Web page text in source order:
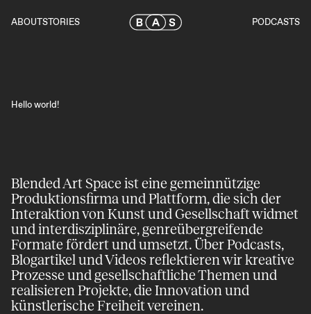
theABOUTSTORIES PODCASTS
Hello world!
Blended Art Space ist eine gemeinnützige
Produktions­firma und Plattform, die sich der
Inter­aktion von Kunst und Gesell­schaft widmet
und inter­disziplinäre, genre­übergreifende
Formate fördert und umsetzt. Über Podcasts,
Blog­artikel und Videos reflektieren wir kreative
Prozesse und gesell­schaftliche Themen und
realisieren Projekte, die Innovation und
künstlerische Freiheit vereinen.